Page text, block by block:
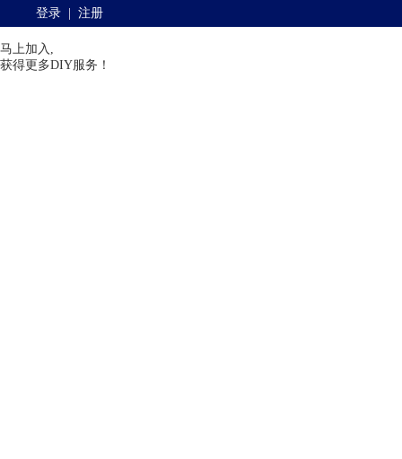
登录 注册
马上加入,
获得更多DIY服务！